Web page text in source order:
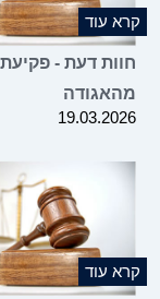
עוד
דעת - פקיעת
עוד